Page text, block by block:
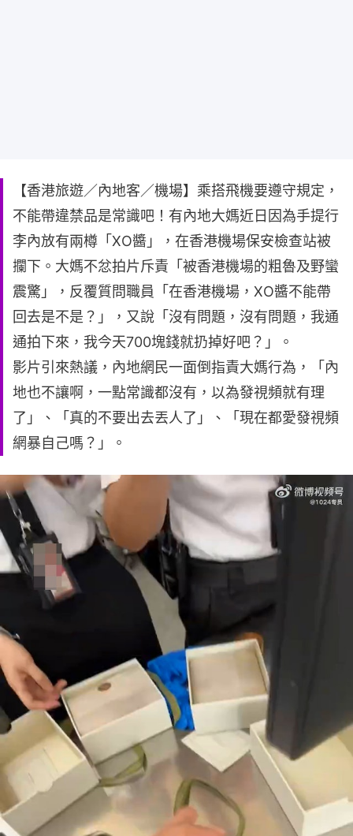
【香港旅遊／內地客／機場】乘搭飛機要遵守規定，
不能帶違禁品是常識吧！有內地大媽近日因為手提行
李內放有兩樽「XO醬」，在香港機場保安檢查站被
攔下。大媽不忿拍片斥責「被香港機場的粗魯及野蠻
震驚」，反覆質問職員「在香港機場，XO醬不能帶
回去是不是？」，又說「沒有問題，沒有問題，我通
通拍下來，我今天700塊錢就扔掉好吧？」。
影片引來熱議，內地網民一面倒指責大媽行為，「內
地也不讓啊，一點常識都沒有，以為發視頻就有理
了」、「真的不要出去丟人了」、「現在都愛發視頻
網暴自己嗎？」。